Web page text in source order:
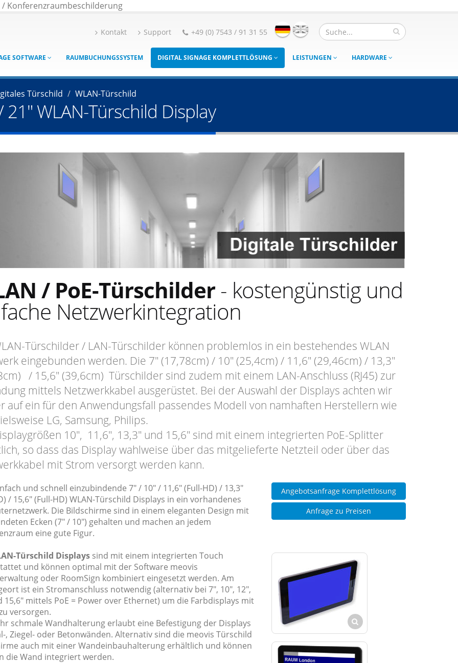
Konferenzraumbeschilderung
Kontakt Support +49 (0) 7543 / 91 31 55
SOFTWARE RAUMBUCHUNGSSYSTEM DIGITAL SIGNAGE KOMPLETTLÖSUNG LEISTUNGEN HARDWARE
Türschild WLAN-Türschild
WLAN-Türschild Display
/ PoE-Türschilder- kostengünstig und
Netzwerkintegration
Türschilder / LAN-Türschilder können problemlos in ein bestehendes WLAN
eingebunden werden. Die 7" (17,78cm) / 10" (25,4cm) / 11,6" (29,46cm) / 13,3"
/ 15,6" (39,6cm) Türschilder sind zudem mit einem LAN-Anschluss (RJ45) zur
mittels Netzwerkkabel ausgerüstet. Bei der Auswahl der Displays achten wir
auf ein für den Anwendungsfall passendes Modell von namhaften Herstellern wie
LG, Samsung, Philips.
10", 11,6", 13,3" und 15,6" sind mit einem integrierten PoE-Splitter
so dass das Display wahlweise über das mitgelieferte Netzteil oder über das
mit Strom versorgt werden kann.
und schnell einzubindende 7" / 10" / 11,6" (Full-HD) / 13,3"
/ 15,6" (Full-HD) WLAN-Türschild Displays in ein vorhandenes
Die Bildschirme sind in einem eleganten Design mit
Ecken (7" / 10") gehalten und machen an jedem
eine gute Figur.
Türschild Displayssind mit einem integrierten Touch
und können optimal mit der Software meovis
oder RoomSign kombiniert eingesetzt werden. Am
ist ein Stromanschluss notwendig (alternativ bei 7", 10", 12",
15,6" mittels PoE = Power over Ethernet) um die Farbdisplays mit
versorgen.
schmale Wandhalterung erlaubt eine Befestigung der Displays
, Ziegel- oder Betonwänden. Alternativ sind die meovis Türschild
auch mit einer Wandeinbauhalterung erhältlich und können
die Wand integriert werden.
Angebotsanfrage Komplettlösung
Anfrage zu Preisen